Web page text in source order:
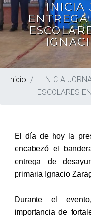
INICIA
Inicio
INICIA
ESCOLARES
El día de hoy la
encabezó el
entrega de
primaria Ignacio
Durante el
importancia de